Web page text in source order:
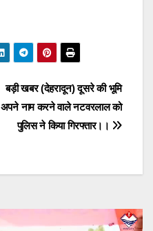
बड़ी खबर (देहरादून) दूसरे की भूमि
अपने नाम करने वाले नटवरलाल को
पुलिस ने किया गिरफ्तार।।